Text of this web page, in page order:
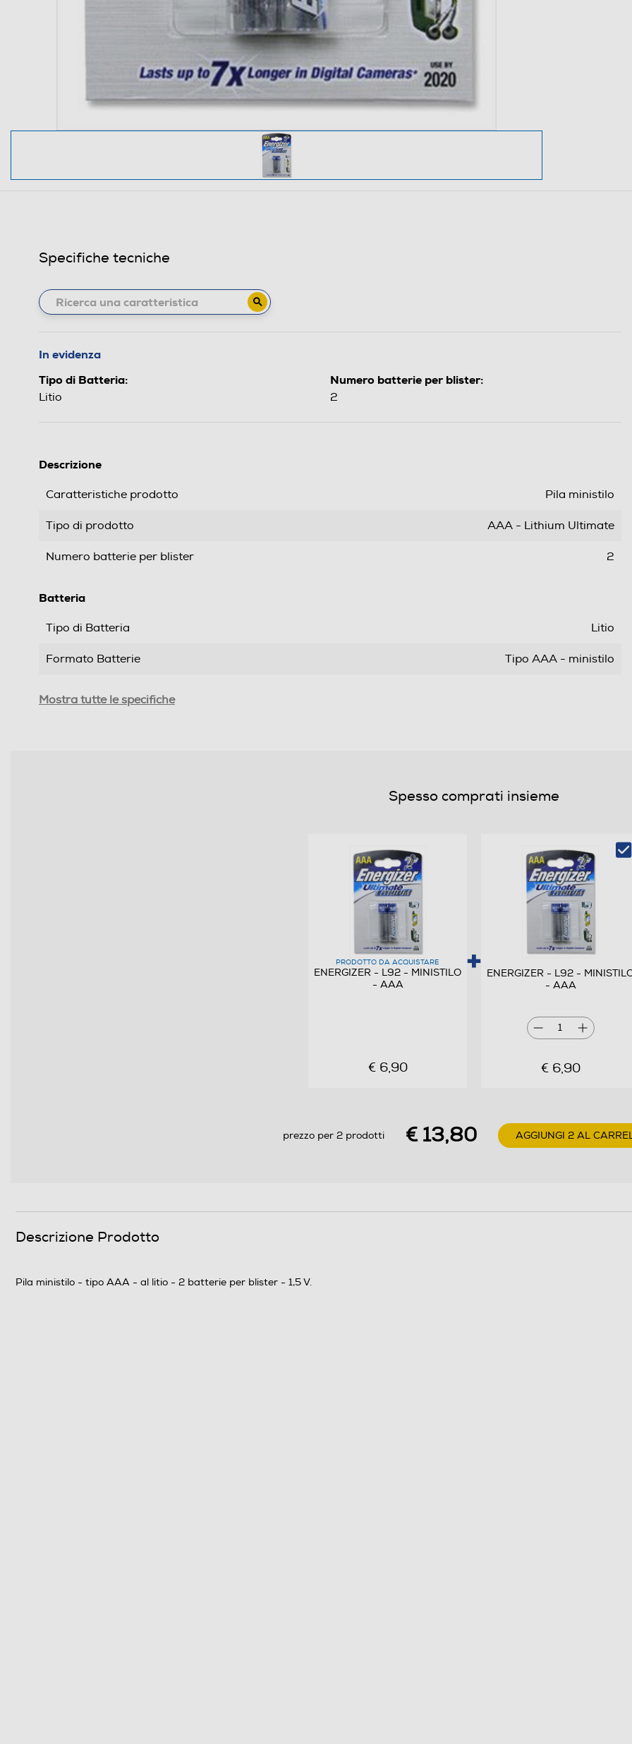
Specifiche tecniche
In evidenza
Tipo di Batteria:
Litio
Numero batterie per blister:
2
Descrizione
Caratteristiche prodotto Pila ministilo
Tipo di prodotto AAA - Lithium Ultimate
Numero batterie per blister 2
Batteria
Tipo di Batteria Litio
Formato Batterie Tipo AAA - ministilo
Mostra tutte le specifiche
Spesso comprati insieme
PRODOTTO DA ACQUISTARE
ENERGIZER - L92 - MINISTILO
- AAA
€ 6,90
ENERGIZER - L92 -
- AAA
1
€ 6,90
prezzo per 2 prodotti € 13,80 AGGIUNGI 2 AL
Descrizione Prodotto
Pila ministilo - tipo AAA - al litio - 2 batterie per blister - 1,5 V.